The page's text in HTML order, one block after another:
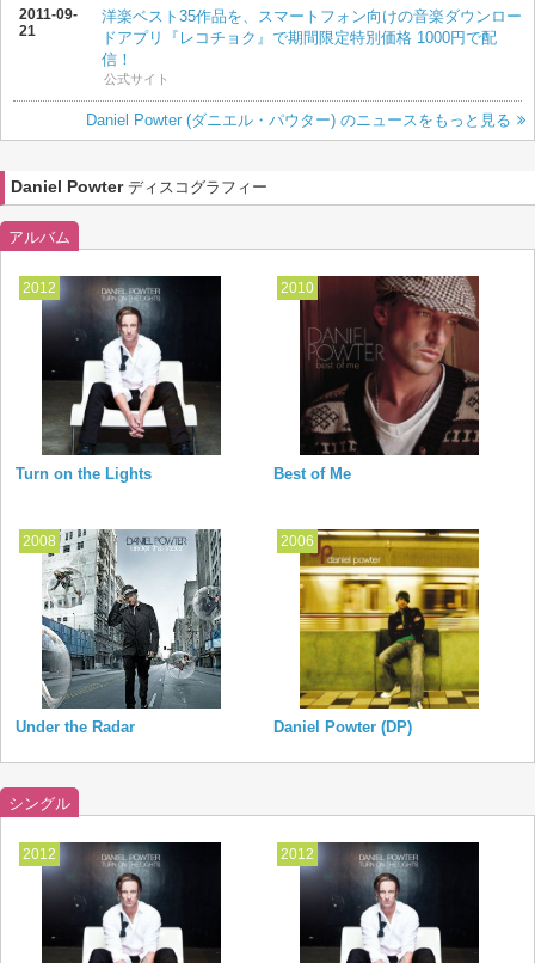
2011-09-
21
洋楽ベスト35作品を、スマートフォン向けの音楽ダウンロー
ドアプリ『レコチョク』で期間限定特別価格 1000円で配
信！
公式サイト
Daniel Powter (ダニエル・パウター) のニュースをもっと見る
Daniel Powterディスコグラフィー
アルバム
2012
Turn on the Lights
2010
Best of Me
2008
Under the Radar
2006
Daniel Powter (DP)
シングル
2012 2012